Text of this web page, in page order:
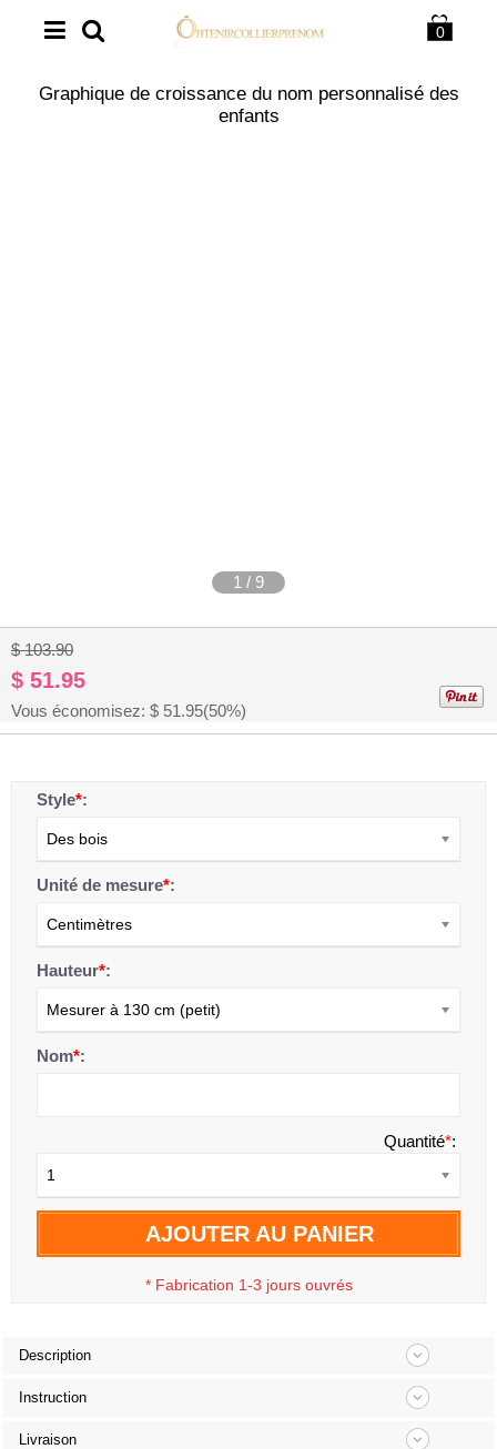
0
Graphique de croissance du nom personnalisé des
enfants
1 / 9
$ 103.90
$ 51.95
Vous économisez: $ 51.95(50%)
Style*:
Des bois
Unité de mesure*:
Centimètres
Hauteur*:
Mesurer à 130 cm (petit)
Nom*:
Quantité*:
1
AJOUTER AU PANIER
* Fabrication 1-3 jours ouvrés
Description
Instruction
Livraison